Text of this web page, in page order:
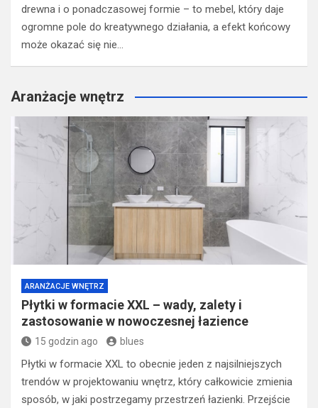
drewna i o ponadczasowej formie – to mebel, który daje
ogromne pole do kreatywnego działania, a efekt końcowy
może okazać się nie…
Aranżacje wnętrz
ARANŻACJE WNĘTRZ
Płytki w formacie XXL – wady, zalety i
zastosowanie w nowoczesnej łazience
15 godzin ago blues
Płytki w formacie XXL to obecnie jeden z najsilniejszych
trendów w projektowaniu wnętrz, który całkowicie zmienia
sposób, w jaki postrzegamy przestrzeń łazienki. Przejście